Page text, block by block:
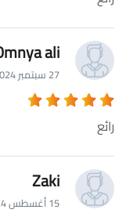
ali
27 سبتمبر 2024
رائع
Zaki
15 أغسطس 2024